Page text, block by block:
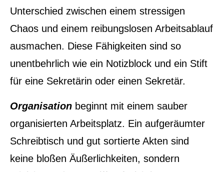
Unterschied zwischen einem stressigen
Chaos und einem reibungslosen Arbeitsablauf
ausmachen. Diese Fähigkeiten sind so
unentbehrlich wie ein Notizblock und ein Stift
für eine Sekretärin oder einen Sekretär.
Organisation beginnt mit einem sauber
organisierten Arbeitsplatz. Ein aufgeräumter
Schreibtisch und gut sortierte Akten sind
keine bloßen Äußerlichkeiten, sondern